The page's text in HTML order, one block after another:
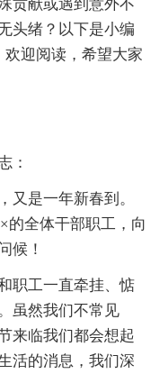
贡献或遇到意外不
头绪？以下是小编
迎阅读，希望大家
：
又是一年新春到。
的全体干部职工，向
候！
职工一直牵挂、惦
虽然我们不常见
来临我们都会想起
活的消息，我们深